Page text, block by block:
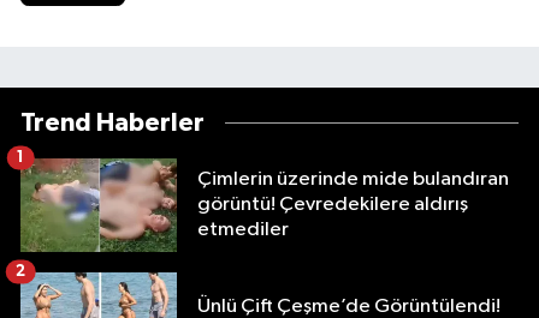
Trend Haberler
Çimlerin üzerinde mide bulandıran
görüntü! Çevredekilere aldırış
etmediler
1
Ünlü Çift Çeşme’de Görüntülendi!
2